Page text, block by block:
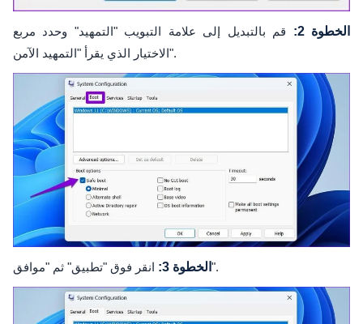
الخطوة 2:
قم بالتبديل إلى علامة التبويب "التمهيد" وحدد مربع
الاختيار الذي يقرأ "التمهيد الآمن".
الخطوة 3: انقر فوق "تطبيق" ثم "موافق".